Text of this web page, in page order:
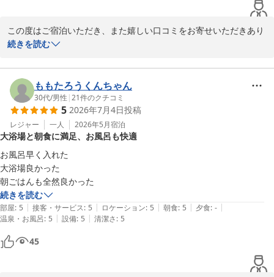
この度はご宿泊いただき、また嬉しい口コミをお寄せいただきあり
がとうございます。
料金や朝食バイキングにつきまして、ご満足いただけたようで大変
嬉しく思います。「リーズナブル」「ちょうど良い」とのお言葉
は、スタッフにとって大きな励みになります。
これからも価格以上の価値を感じていただけるよう、サービスの向
上に努めてまいります。またお近くにお越しの際は、ぜひご利用く
ださい。スタッフ一同、心よりお待ちしております。
ホテルセレクトイン伊勢原
2026-07-20
続きを読む
ももたろうくんちゃん
30代/男性 |21件のクチコミ
5 2026年7月4日投稿
レジャー 一人 2026年5月宿泊
大浴場と朝食に満足、お風呂も快適
お風呂早く入れた
大浴場良かった
朝ごはんも全然良かった
続きを読む
部屋: 5 | 接客・サービス: 5 | ロケーション: 5 | 朝食: 5 | 夕食: - |
温泉・お風呂: 5 | 設備: 5 | 清潔さ: 5
45